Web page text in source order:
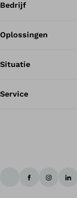
Bedrijf
Oplossingen
Situatie
Service